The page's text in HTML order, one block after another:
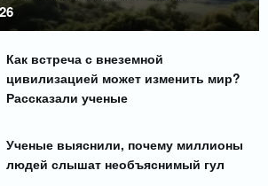
Как встреча с внеземной
цивилизацией может изменить мир?
Рассказали ученые
Ученые выяснили, почему миллионы
людей слышат необъяснимый гул